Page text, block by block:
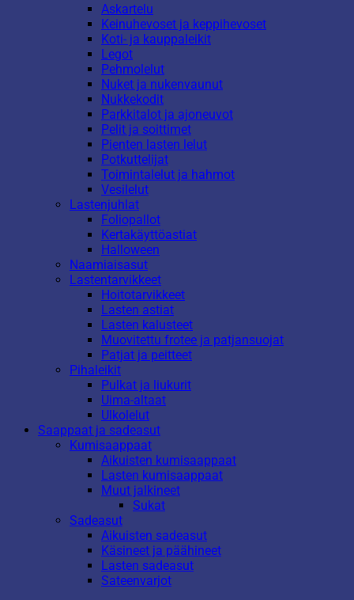
Askartelu
Keinuhevoset ja keppihevoset
Koti- ja kauppaleikit
Legot
Pehmolelut
Nuket ja nukenvaunut
Nukkekodit
Parkkitalot ja ajoneuvot
Pelit ja soittimet
Pienten lasten lelut
Potkuttelijat
Toimintalelut ja hahmot
Vesilelut
Lastenjuhlat
Foliopallot
Kertakäyttöastiat
Halloween
Naamiaisasut
Lastentarvikkeet
Hoitotarvikkeet
Lasten astiat
Lasten kalusteet
Muovitettu frotee ja patjansuojat
Patjat ja peitteet
Pihaleikit
Pulkat ja liukurit
Uima-altaat
Ulkolelut
Saappaat ja sadeasut
Kumisaappaat
Aikuisten kumisaappaat
Lasten kumisaappaat
Muut jalkineet
Sukat
Sadeasut
Aikuisten sadeasut
Käsineet ja päähineet
Lasten sadeasut
Sateenvarjot